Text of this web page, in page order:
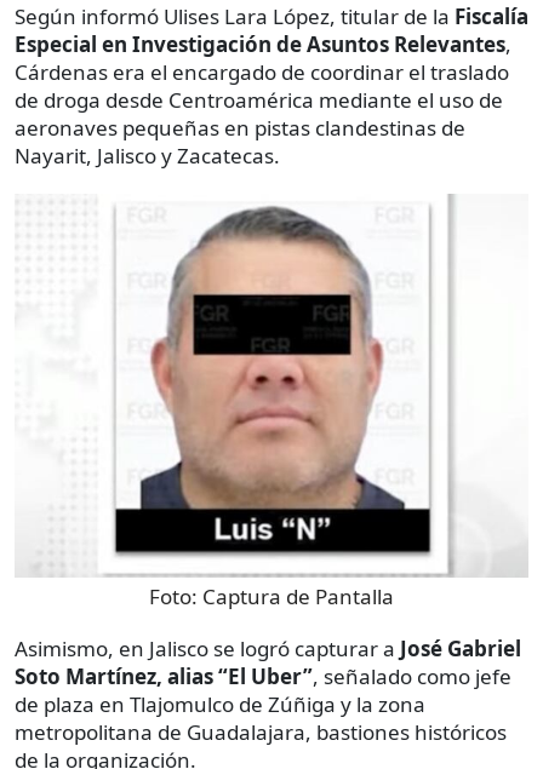
Según informó Ulises Lara López, titular de la Fiscalía
Especial en Investigación de Asuntos Relevantes,
Cárdenas era el encargado de coordinar el traslado
de droga desde Centroamérica mediante el uso de
aeronaves pequeñas en pistas clandestinas de
Nayarit, Jalisco y Zacatecas.
Foto: Captura de Pantalla
Asimismo, en Jalisco se logró capturar a José Gabriel
Soto Martínez, alias “El Uber”, señalado como jefe
de plaza en Tlajomulco de Zúñiga y la zona
metropolitana de Guadalajara, bastiones históricos
de la organización.